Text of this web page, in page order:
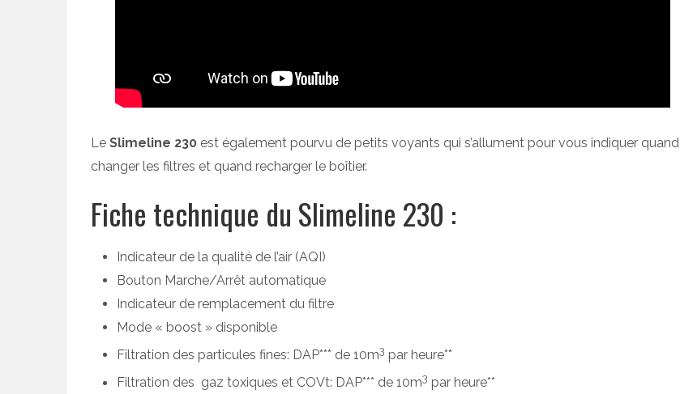
Le Slimeline 230 est également pourvu de petits voyants qui s’allument pour vous indiquer quand
changer les filtres et quand recharger le boîtier.
Fiche technique du Slimeline 230 :
Indicateur de la qualité de l’air (AQI)
Bouton Marche/Arrêt automatique
Indicateur de remplacement du filtre
Mode « boost » disponible
Filtration des particules fines: DAP*** de 10m3 par heure**
Filtration des gaz toxiques et COVt: DAP*** de 10m3 par heure**